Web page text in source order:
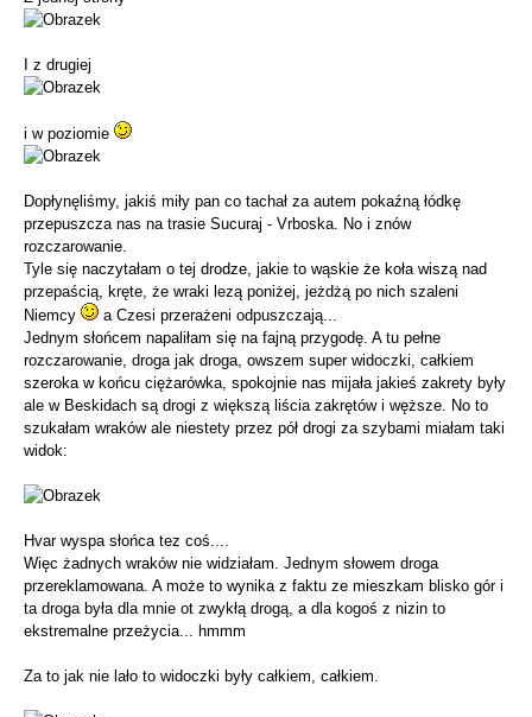
I z drugiej
i w poziomie
Dopłynęliśmy, jakiś miły pan co tachał za autem pokaźną łódkę
przepuszcza nas na trasie Sucuraj - Vrboska. No i znów
rozczarowanie.
Tyle się naczytałam o tej drodze, jakie to wąskie że koła wiszą nad
przepaścią, kręte, że wraki lezą poniżej, jeżdżą po nich szaleni
Niemcy
a Czesi przerażeni odpuszczają...
Jednym słońcem napaliłam się na fajną przygodę. A tu pełne
rozczarowanie, droga jak droga, owszem super widoczki, całkiem
szeroka w końcu ciężarówka, spokojnie nas mijała jakieś zakrety były
ale w Beskidach są drogi z większą liścia zakrętów i węższe. No to
szukałam wraków ale niestety przez pół drogi za szybami miałam taki
widok:
Hvar wyspa słońca tez coś....
Więc żadnych wraków nie widziałam. Jednym słowem droga
przereklamowana. A może to wynika z faktu ze mieszkam blisko gór i
ta droga była dla mnie ot zwykłą drogą, a dla kogoś z nizin to
ekstremalne przeżycia... hmmm
Za to jak nie lało to widoczki były całkiem, całkiem.